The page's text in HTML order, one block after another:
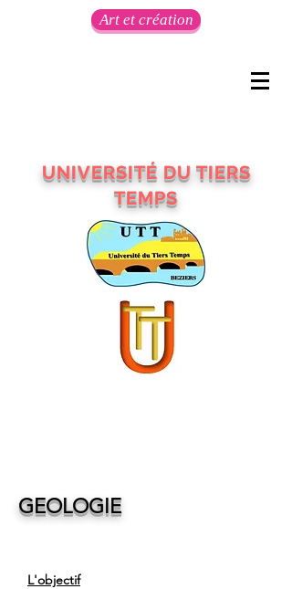
Art et création
UNIVERSITÉ DU TIERS
TEMPS
GEOLOGIE
L'objectif